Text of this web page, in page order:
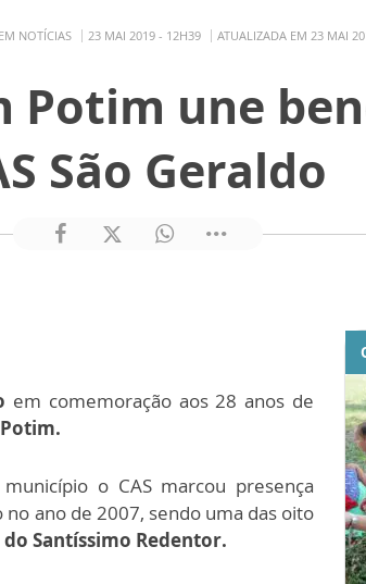
EM NOTÍCIAS 23 MAI 2019 - 12H39 ATUALIZADA EM 23 MAI
Potim une
São Geraldo
em comemoração aos 28 anos de
Potim.
o CAS marcou presença
ano de 2007, sendo uma das oito
Santíssimo Redentor.